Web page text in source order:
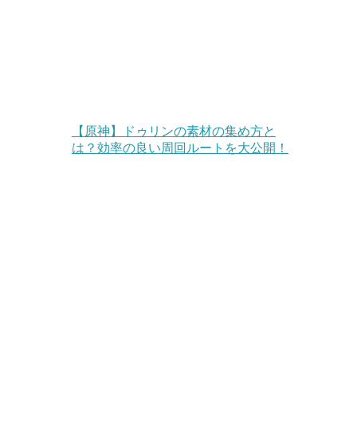
【原神】ドゥリンの素材の集め方と
は？効率の良い周回ルートを大公開！